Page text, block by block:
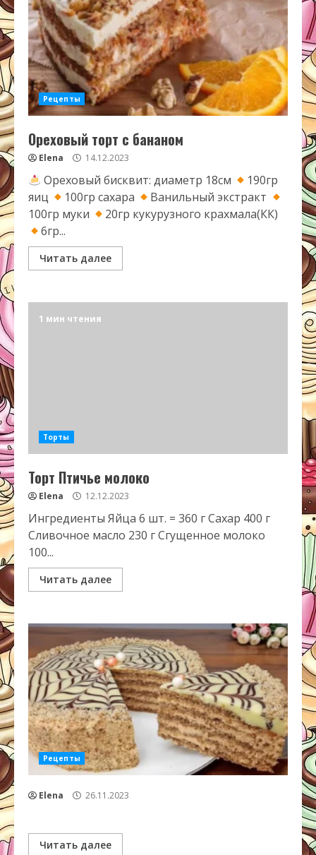
Рецепты
Ореховый торт с бананом
Elena 14.12.2023
Ореховый бисквит: диаметр 18см
190гр
яиц
100гр сахара
Ванильный экстракт
100гр муки
20гр кукурузного крахмала(КК)
6гр...
Читать далее
1 мин чтения
Торты
Торт Птичье молоко
Elena 12.12.2023
Ингредиенты Яйца 6 шт. = 360 г Сахар 400 г
Сливочное масло 230 г Сгущенное молоко
100...
Читать далее
Рецепты
Elena 26.11.2023
Читать далее